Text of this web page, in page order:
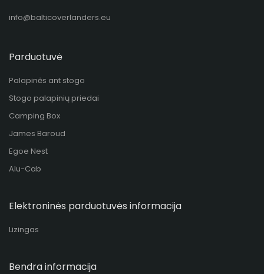
info@balticoverlanders.eu
Parduotuvė
Palapinės ant stogo
Stogo palapinių priedai
Camping Box
James Baroud
Egoe Nest
Alu-Cab
Elektroninės parduotuvės informacija
Lizingas
Bendra informacija